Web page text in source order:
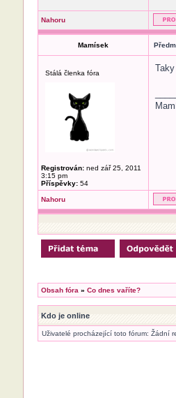
Nahoru
Mamísek
Stálá členka fóra
Registrován:ned zář 25, 2011
3:15 pm
Příspěvky:54
Nahoru
Obsah fóra » Co dnes vaříte?
Kdo je online
Uživatelé procházející toto fórum: Žádní